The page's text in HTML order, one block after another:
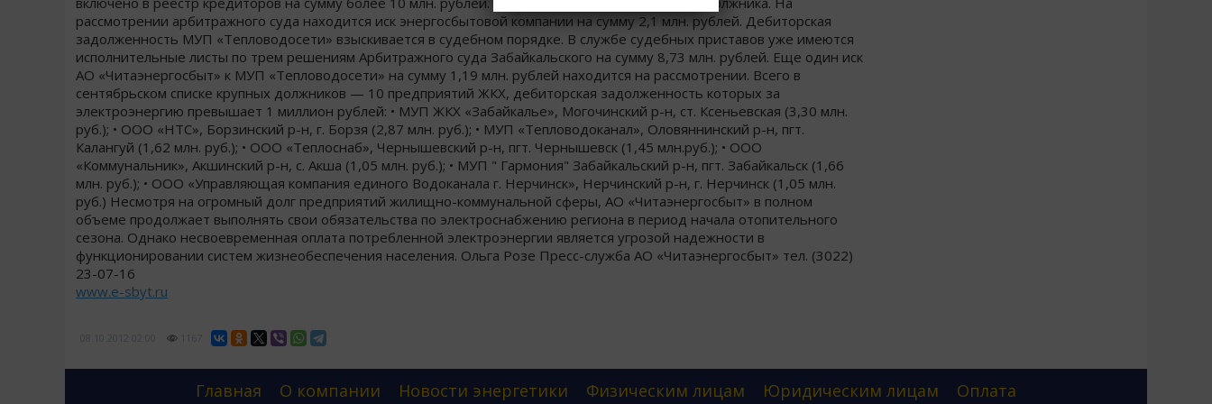
рассмотрении арбитражного суда находится иск энергосбытовой компании на сумму 2,1 млн. рублей. Дебиторская
задолженность МУП «Тепловодосети» взыскивается в судебном порядке. В службе судебных приставов уже имеются
исполнительные листы по трем решениям Арбитражного суда Забайкальского на сумму 8,73 млн. рублей. Еще один иск
АО «Читаэнергосбыт» к МУП «Тепловодосети» на сумму 1,19 млн. рублей находится на рассмотрении. Всего в
сентябрьском списке крупных должников — 10 предприятий ЖКХ, дебиторская задолженность которых за
электроэнергию превышает 1 миллион рублей: • МУП ЖКХ «Забайкалье», Могочинский р-н, ст. Ксеньевская (3,30 млн.
руб.); • ООО «НТС», Борзинский р-н, г. Борзя (2,87 млн. руб.); • МУП «Тепловодоканал», Оловяннинский р-н, пгт.
Калангуй (1,62 млн. руб.); • ООО «Теплоснаб», Чернышевский р-н, пгт. Чернышевск (1,45 млн.руб.); • ООО
«Коммунальник», Акшинский р-н, с. Акша (1,05 млн. руб.); • МУП " Гармония" Забайкальский р-н, пгт. Забайкальск (1,66
млн. руб.); • ООО «Управляющая компания единого Водоканала г. Нерчинск», Нерчинский р-н, г. Нерчинск (1,05 млн.
руб.) Несмотря на огромный долг предприятий жилищно-коммунальной сферы, АО «Читаэнергосбыт» в полном
объеме продолжает выполнять свои обязательства по электроснабжению региона в период начала отопительного
сезона. Однако несвоевременная оплата потребленной электроэнергии является угрозой надежности в
функционировании систем жизнеобеспечения населения. Ольга Розе Пресс-служба АО «Читаэнергосбыт» тел. (3022)
23-07-16
www.e-sbyt.ru
Главная О компании Новости энергетики Физическим лицам Юридическим лицам Оплата